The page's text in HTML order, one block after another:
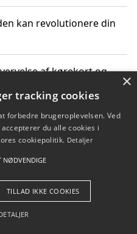
kan revolutionere din
af kørekort og
hos en køreskole i
- Pilanto Aps
×
tracking cookies
forbedre brugeroplevelsen. Ved
du alle cookies i
cookiepolitik. Detaljer
NØDVENDIGE
TILLAD IKKE COOKIES